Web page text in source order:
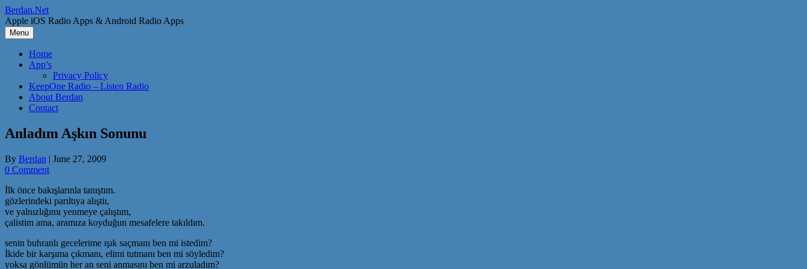
Skip
to
content
Berdan.Net
Apple iOS Radio Apps & Android Radio Apps
Menu
Home
App’s
Privacy Policy
KeepOne Radio – Listen Radio
About Berdan
Contact
Anladım Aşkın Sonunu
By Berdan | June 27, 2009
0 Comment
İlk önce bakışlarınla tanıştım.
gözlerindeki parıltıya alıştiı,
ve yalnızlığımı yenmeye çalıştım,
çalistim ama, aramıza koyduğun mesafelere takıldım.
senin buhranlı gecelerime ışık saçmanı ben mi istedim?
İkide bir karşıma çıkmanı, elimi tutmanı ben mi söyledim?
yoksa gönlümün her an seni anmasını ben mi arzuladım?